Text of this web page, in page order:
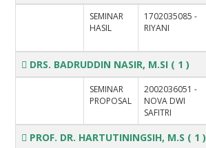
SEMINAR
HASIL
1702035085 -
RIYANI
DRS. BADRUDDIN NASIR, M.SI ( 1 )
SEMINAR
PROPOSAL
2002036051 -
NOVA DWI
SAFITRI
PROF. DR. HARTUTININGSIH, M.S ( 1 )